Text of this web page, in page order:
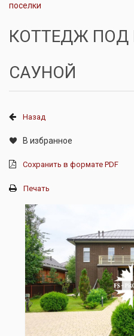
поселки
КОТТЕДЖ ПОД
САУНОЙ
Назад
В избранное
Сохранить в формате PDF
Печать